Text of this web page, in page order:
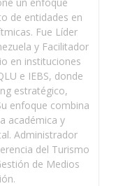
de entidades en
Fue Líder
y Facilitador
en instituciones
e IEBS, donde
estratégico,
enfoque combina
académica y
Administrador
del Turismo
de Medios